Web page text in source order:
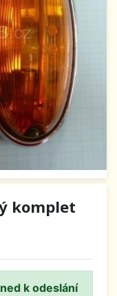
komplet
k odeslání